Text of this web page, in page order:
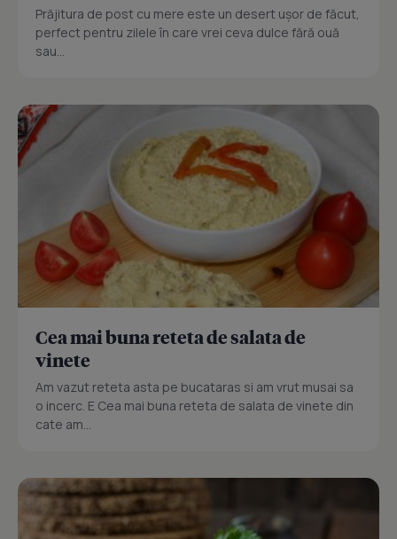
Prăjitura de post cu mere este un desert ușor de făcut,
perfect pentru zilele în care vrei ceva dulce fără ouă
sau...
Cea mai buna reteta de salata de
vinete
Am vazut reteta asta pe bucataras si am vrut musai sa
o incerc. E Cea mai buna reteta de salata de vinete din
cate am...